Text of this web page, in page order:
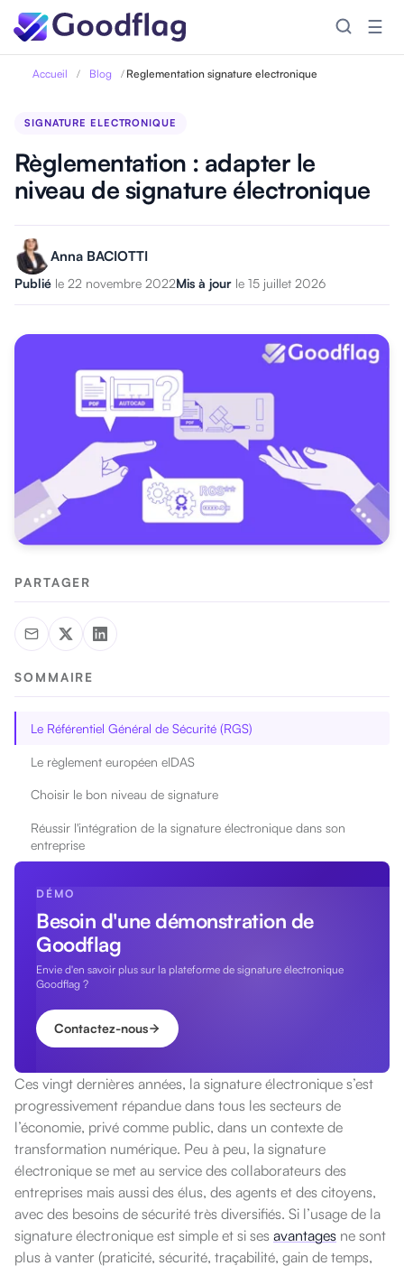
☰
Accueil / Blog / Reglementation signature electronique
SIGNATURE ELECTRONIQUE
Règlementation : adapter le
niveau de signature électronique
Anna BACIOTTI
Publié le 22 novembre 2022Mis à jour le 15 juillet 2026
PARTAGER
SOMMAIRE
Le Référentiel Général de Sécurité (RGS)
Le règlement européen eIDAS
Choisir le bon niveau de signature
Réussir l'intégration de la signature électronique dans son
entreprise
DÉMO
Besoin d'une démonstration de
Goodflag
Envie d'en savoir plus sur la plateforme de signature électronique
Goodflag ?
Contactez-nous
Ces vingt dernières années, la signature électronique s’est
progressivement répandue dans tous les secteurs de
l’économie, privé comme public, dans un contexte de
transformation numérique. Peu à peu, la signature
électronique se met au service des collaborateurs des
entreprises mais aussi des élus, des agents et des citoyens,
avec des besoins de sécurité très diversifiés. Si l’usage de la
signature électronique est simple et si ses avantages ne sont
plus à vanter (praticité, sécurité, traçabilité, gain de temps,